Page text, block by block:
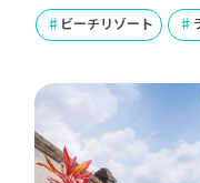
ビーチリゾート